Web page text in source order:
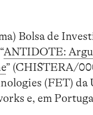
Bolsa de
ANTIDOTE:
” (CHISTERA/
(FET) da
e, em